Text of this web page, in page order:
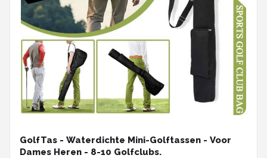
GolfTas - Waterdichte Mini-Golftassen - Voor
Dames Heren - 8-10 Golfclubs.